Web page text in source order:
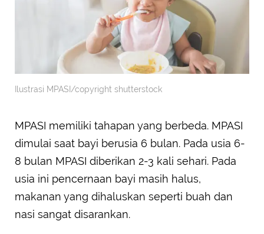
Ilustrasi MPASI/copyright shutterstock
MPASI memiliki tahapan yang berbeda. MPASI
dimulai saat bayi berusia 6 bulan. Pada usia 6-
8 bulan MPASI diberikan 2-3 kali sehari. Pada
usia ini pencernaan bayi masih halus,
makanan yang dihaluskan seperti buah dan
nasi sangat disarankan.